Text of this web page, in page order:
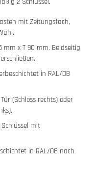
mit Zeitungsfach,
mm x T 90 mm. Beidseitig
in RAL/DB
(Schloss rechts) oder
mit
in RAL/DB nach